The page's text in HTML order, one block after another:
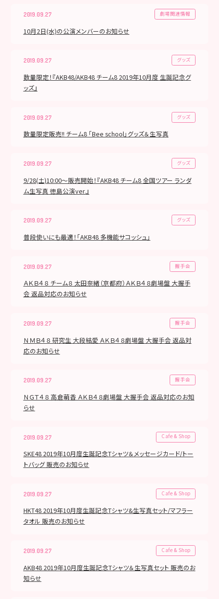
2019.09.27 劇場関連情報
10月2日(水)の公演メンバーのお知らせ
2019.09.27 グッズ
数量限定！『AKB48/AKB48 チーム8 2019年10月度 生誕記念グ
ッズ』
2019.09.27 グッズ
数量限定販売!! チーム8 「Bee school」グッズ＆生写真
2019.09.27 グッズ
9/28(土)10:00～販売開始！『AKB48 チーム8 全国ツアー ランダ
ム生写真 徳島公演ver.』
2019.09.27 グッズ
普段使いにも最適！「AKB48 多機能サコッシュ」
2019.09.27 握手会
ＡＫＢ４８ チーム８ 太田奈緒（京都府）ＡＫＢ４８劇場盤 大握手
会 返品対応のお知らせ
2019.09.27 握手会
ＮＭＢ４８ 研究生 大段結愛 ＡＫＢ４８劇場盤 大握手会 返品対
応のお知らせ
2019.09.27 握手会
ＮＧＴ４８ 高倉萌香 ＡＫＢ４８劇場盤 大握手会 返品対応のお知
らせ
2019.09.27 Cafe & Shop
SKE48 2019年10月度生誕記念Tシャツ＆メッセージカード/トー
トバッグ 販売のお知らせ
2019.09.27 Cafe & Shop
HKT48 2019年10月度生誕記念Tシャツ&生写真セット/マフラー
タオル 販売のお知らせ
2019.09.27 Cafe & Shop
AKB48 2019年10月度生誕記念Tシャツ＆生写真セット 販売のお
知らせ